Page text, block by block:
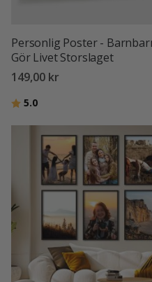
Personlig Poster -
Gör Livet Storslaget
149,00 kr
Betyg:
5.0